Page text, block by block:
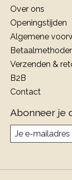
Over ons
Openingstijden
Algemene
Verzenden &
B2B
Contact
Abonneer je